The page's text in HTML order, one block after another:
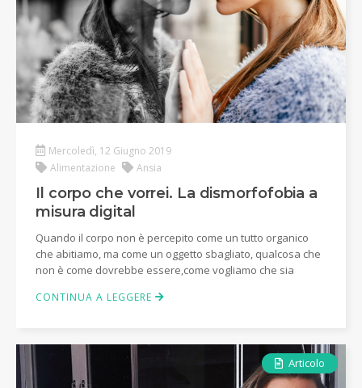
Mercoledì, 12 Giugno 2019
Alimentazione
Ansia
Il corpo che vorrei. La dismorfofobia a
misura digital
Quando il corpo non è percepito come un tutto organico
che abitiamo, ma come un oggetto sbagliato, qualcosa che
non è come dovrebbe essere,come vogliamo che sia
CONTINUA A LEGGERE
Articolo